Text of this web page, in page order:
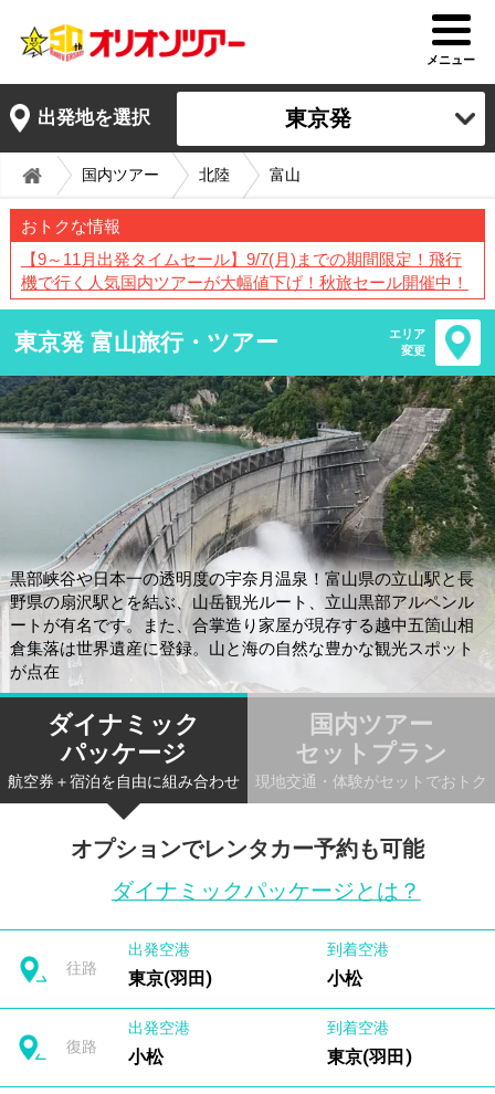
メニュー
出発地を選択 東京発
国内ツアー 北陸 富山
おトクな情報
【9～11月出発タイムセール】9/7(月)までの期間限定！飛行
機で行く人気国内ツアーが大幅値下げ！秋旅セール開催中！
東京発 富山旅行・ツアー
エリア
変更
黒部峡谷や日本一の透明度の宇奈月温泉！富山県の立山駅と長
野県の扇沢駅とを結ぶ、山岳観光ルート、立山黒部アルペンル
ートが有名です。また、合掌造り家屋が現存する越中五箇山相
倉集落は世界遺産に登録。山と海の自然な豊かな観光スポット
が点在
ダイナミック
パッケージ
航空券＋宿泊を自由に組み合わせ
国内ツアー
セットプラン
現地交通・体験がセットでおトク
オプションでレンタカー予約も可能
ダイナミックパッケージとは？
往路
出発空港
東京(羽田)
到着空港
小松
復路
出発空港
小松
到着空港
東京(羽田)